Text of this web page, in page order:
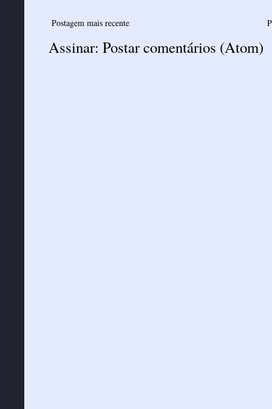
Postagem mais recente
Assinar: Postar comentários (Atom)